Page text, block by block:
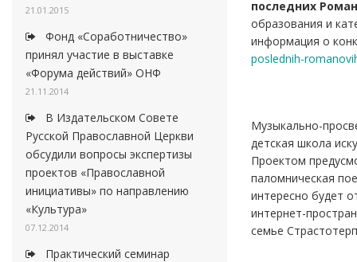
21.01.2015
Фонд «Соработничество»
принял участие в выставке
«Форума действий» ОНФ
21.11.2014
В Издательском Совете
Русской Православной Церкви
обсудили вопросы экспертизы
проектов «Православной
инициативы» по направлению
«Культура»
07.12.2014
Практический семинар
последних
образования и
информация о
poslednih-
Музыкально-
детская школа
Проектом
паломническая
интересно будет
интернет-
семье